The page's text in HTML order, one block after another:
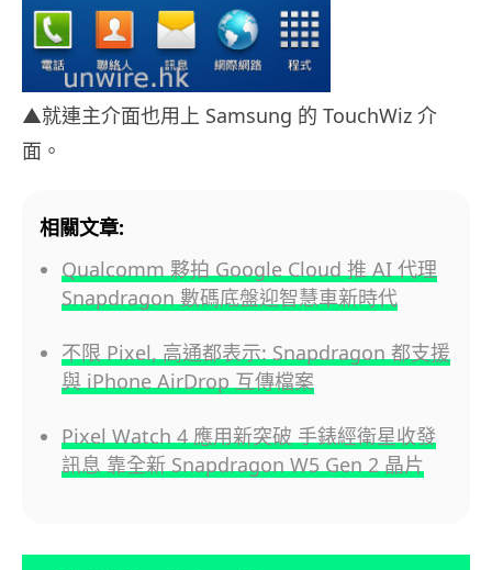
▲就連主介面也用上 Samsung 的 TouchWiz 介
面。
相關文章:
Qualcomm 夥拍 Google Cloud 推 AI 代理
Snapdragon 數碼底盤迎智慧車新時代
不限 Pixel, 高通都表示: Snapdragon 都支援
與 iPhone AirDrop 互傳檔案
Pixel Watch 4 應用新突破 手錶經衛星收發
訊息 靠全新 Snapdragon W5 Gen 2 晶片